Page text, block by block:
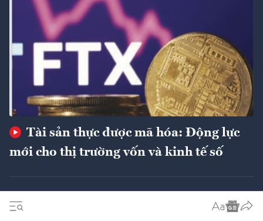
Tài sản thực được mã hóa: Động lực
mới cho thị trường vốn và kinh tế số